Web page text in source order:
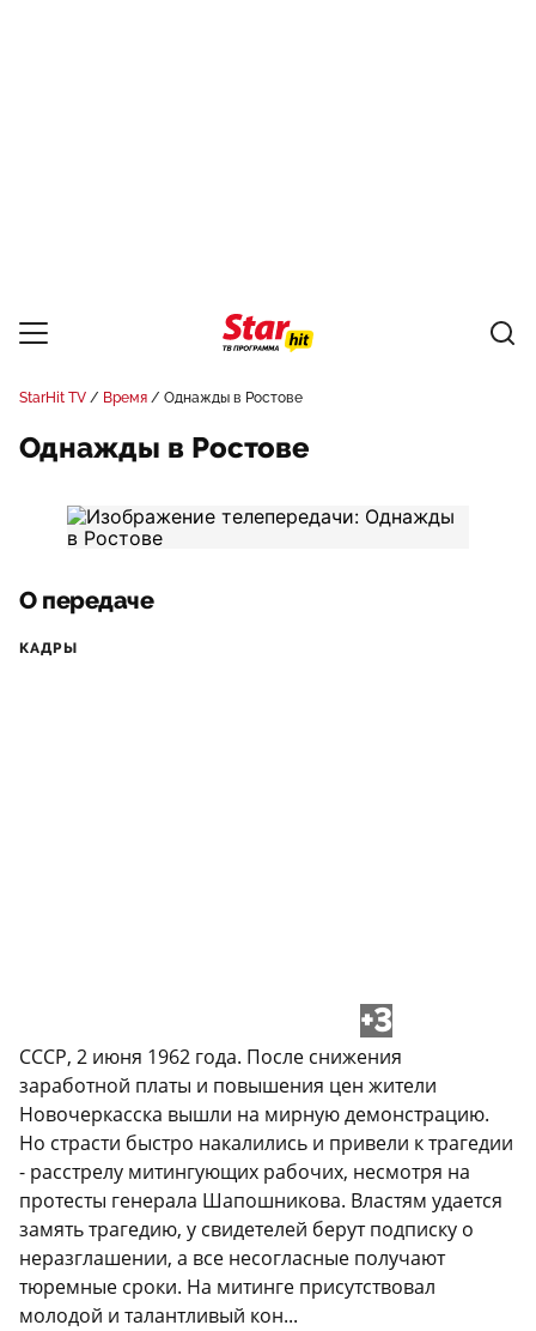
StarHit TV Время Однажды в Ростове
Однажды в Ростове
О передаче
КАДРЫ
+3
СССР, 2 июня 1962 года. После снижения
заработной платы и повышения цен жители
Новочеркасска вышли на мирную демонстрацию.
Но страсти быстро накалились и привели к трагедии
- расстрелу митингующих рабочих, несмотря на
протесты генерала Шапошникова. Властям удается
замять трагедию, у свидетелей берут подписку о
неразглашении, а все несогласные получают
тюремные сроки. На митинге присутствовал
молодой и талантливый кон...